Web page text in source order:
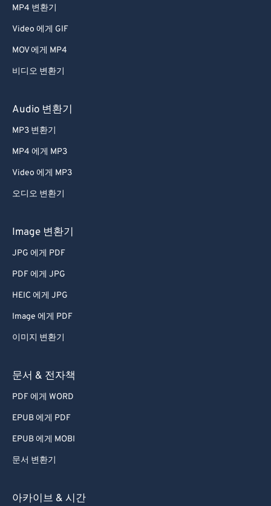
MP4 변환기
Video 에게 GIF
MOV 에게 MP4
비디오 변환기
Audio 변환기
MP3 변환기
MP4 에게 MP3
Video 에게 MP3
오디오 변환기
Image 변환기
JPG 에게 PDF
PDF 에게 JPG
HEIC 에게 JPG
Image 에게 PDF
이미지 변환기
문서 & 전자책
PDF 에게 WORD
EPUB 에게 PDF
EPUB 에게 MOBI
문서 변환기
아카이브 & 시간